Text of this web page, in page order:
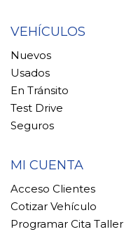
VEHÍCULOS
Nuevos
Usados
En Tránsito
Test Drive
Seguros
MI CUENTA
Acceso Clientes
Cotizar Vehículo
Programar Cita Taller